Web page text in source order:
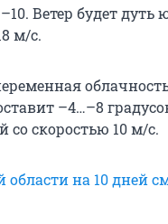
Ветер будет
м/c.
–4…–8
со скоростью 10 м/c.
области на 10 дней